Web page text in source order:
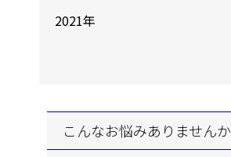
2021年
こんなお悩みありませんか